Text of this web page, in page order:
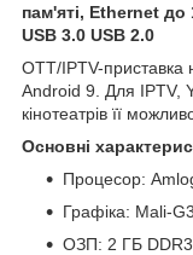
пам'яті, Ethernet до
USB 3.0 USB 2.0
OTT/IPTV-приставка
Android 9. Для IPTV,
кінотеатрів її
Основні
Процесор:
Графіка: Mali-
ОЗП: 2 ГБ DDR3